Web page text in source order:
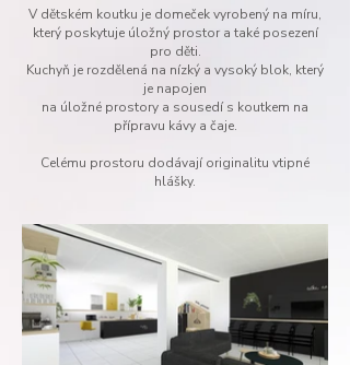
V dětském koutku je domeček vyrobený na míru,
který poskytuje úložný prostor a také posezení
pro děti.
Kuchyň je rozdělená na nízký a vysoký blok, který
je napojen
na úložné prostory a sousedí s koutkem na
přípravu kávy a čaje.
Celému prostoru dodávají originalitu vtipné
hlášky.